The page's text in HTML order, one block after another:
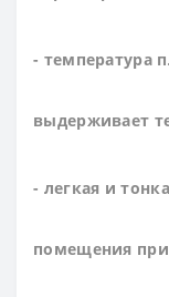
- температура
выдерживает
- легкая и
помещения